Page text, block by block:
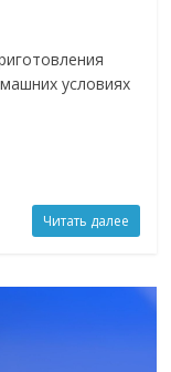
условиях
Читать далее